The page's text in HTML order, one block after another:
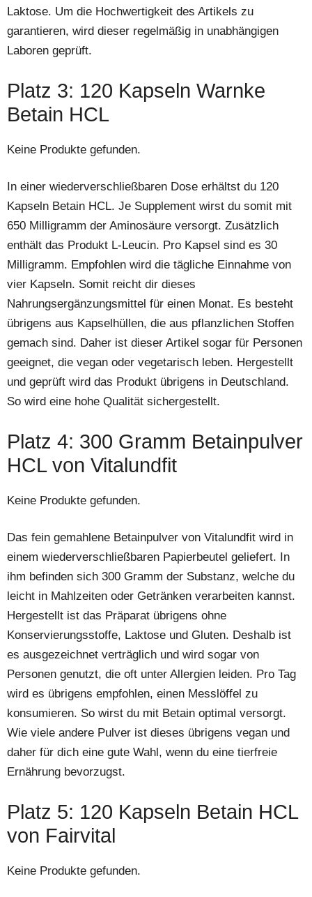
Laktose. Um die Hochwertigkeit des Artikels zu
garantieren, wird dieser regelmäßig in unabhängigen
Laboren geprüft.
Platz 3: 120 Kapseln Warnke
Betain HCL
Keine Produkte gefunden.
In einer wiederverschließbaren Dose erhältst du 120
Kapseln Betain HCL. Je Supplement wirst du somit mit
650 Milligramm der Aminosäure versorgt. Zusätzlich
enthält das Produkt L-Leucin. Pro Kapsel sind es 30
Milligramm. Empfohlen wird die tägliche Einnahme von
vier Kapseln. Somit reicht dir dieses
Nahrungsergänzungsmittel für einen Monat. Es besteht
übrigens aus Kapselhüllen, die aus pflanzlichen Stoffen
gemach sind. Daher ist dieser Artikel sogar für Personen
geeignet, die vegan oder vegetarisch leben. Hergestellt
und geprüft wird das Produkt übrigens in Deutschland.
So wird eine hohe Qualität sichergestellt.
Platz 4: 300 Gramm Betainpulver
HCL von Vitalundfit
Keine Produkte gefunden.
Das fein gemahlene Betainpulver von Vitalundfit wird in
einem wiederverschließbaren Papierbeutel geliefert. In
ihm befinden sich 300 Gramm der Substanz, welche du
leicht in Mahlzeiten oder Getränken verarbeiten kannst.
Hergestellt ist das Präparat übrigens ohne
Konservierungsstoffe, Laktose und Gluten. Deshalb ist
es ausgezeichnet verträglich und wird sogar von
Personen genutzt, die oft unter Allergien leiden. Pro Tag
wird es übrigens empfohlen, einen Messlöffel zu
konsumieren. So wirst du mit Betain optimal versorgt.
Wie viele andere Pulver ist dieses übrigens vegan und
daher für dich eine gute Wahl, wenn du eine tierfreie
Ernährung bevorzugst.
Platz 5: 120 Kapseln Betain HCL
von Fairvital
Keine Produkte gefunden.